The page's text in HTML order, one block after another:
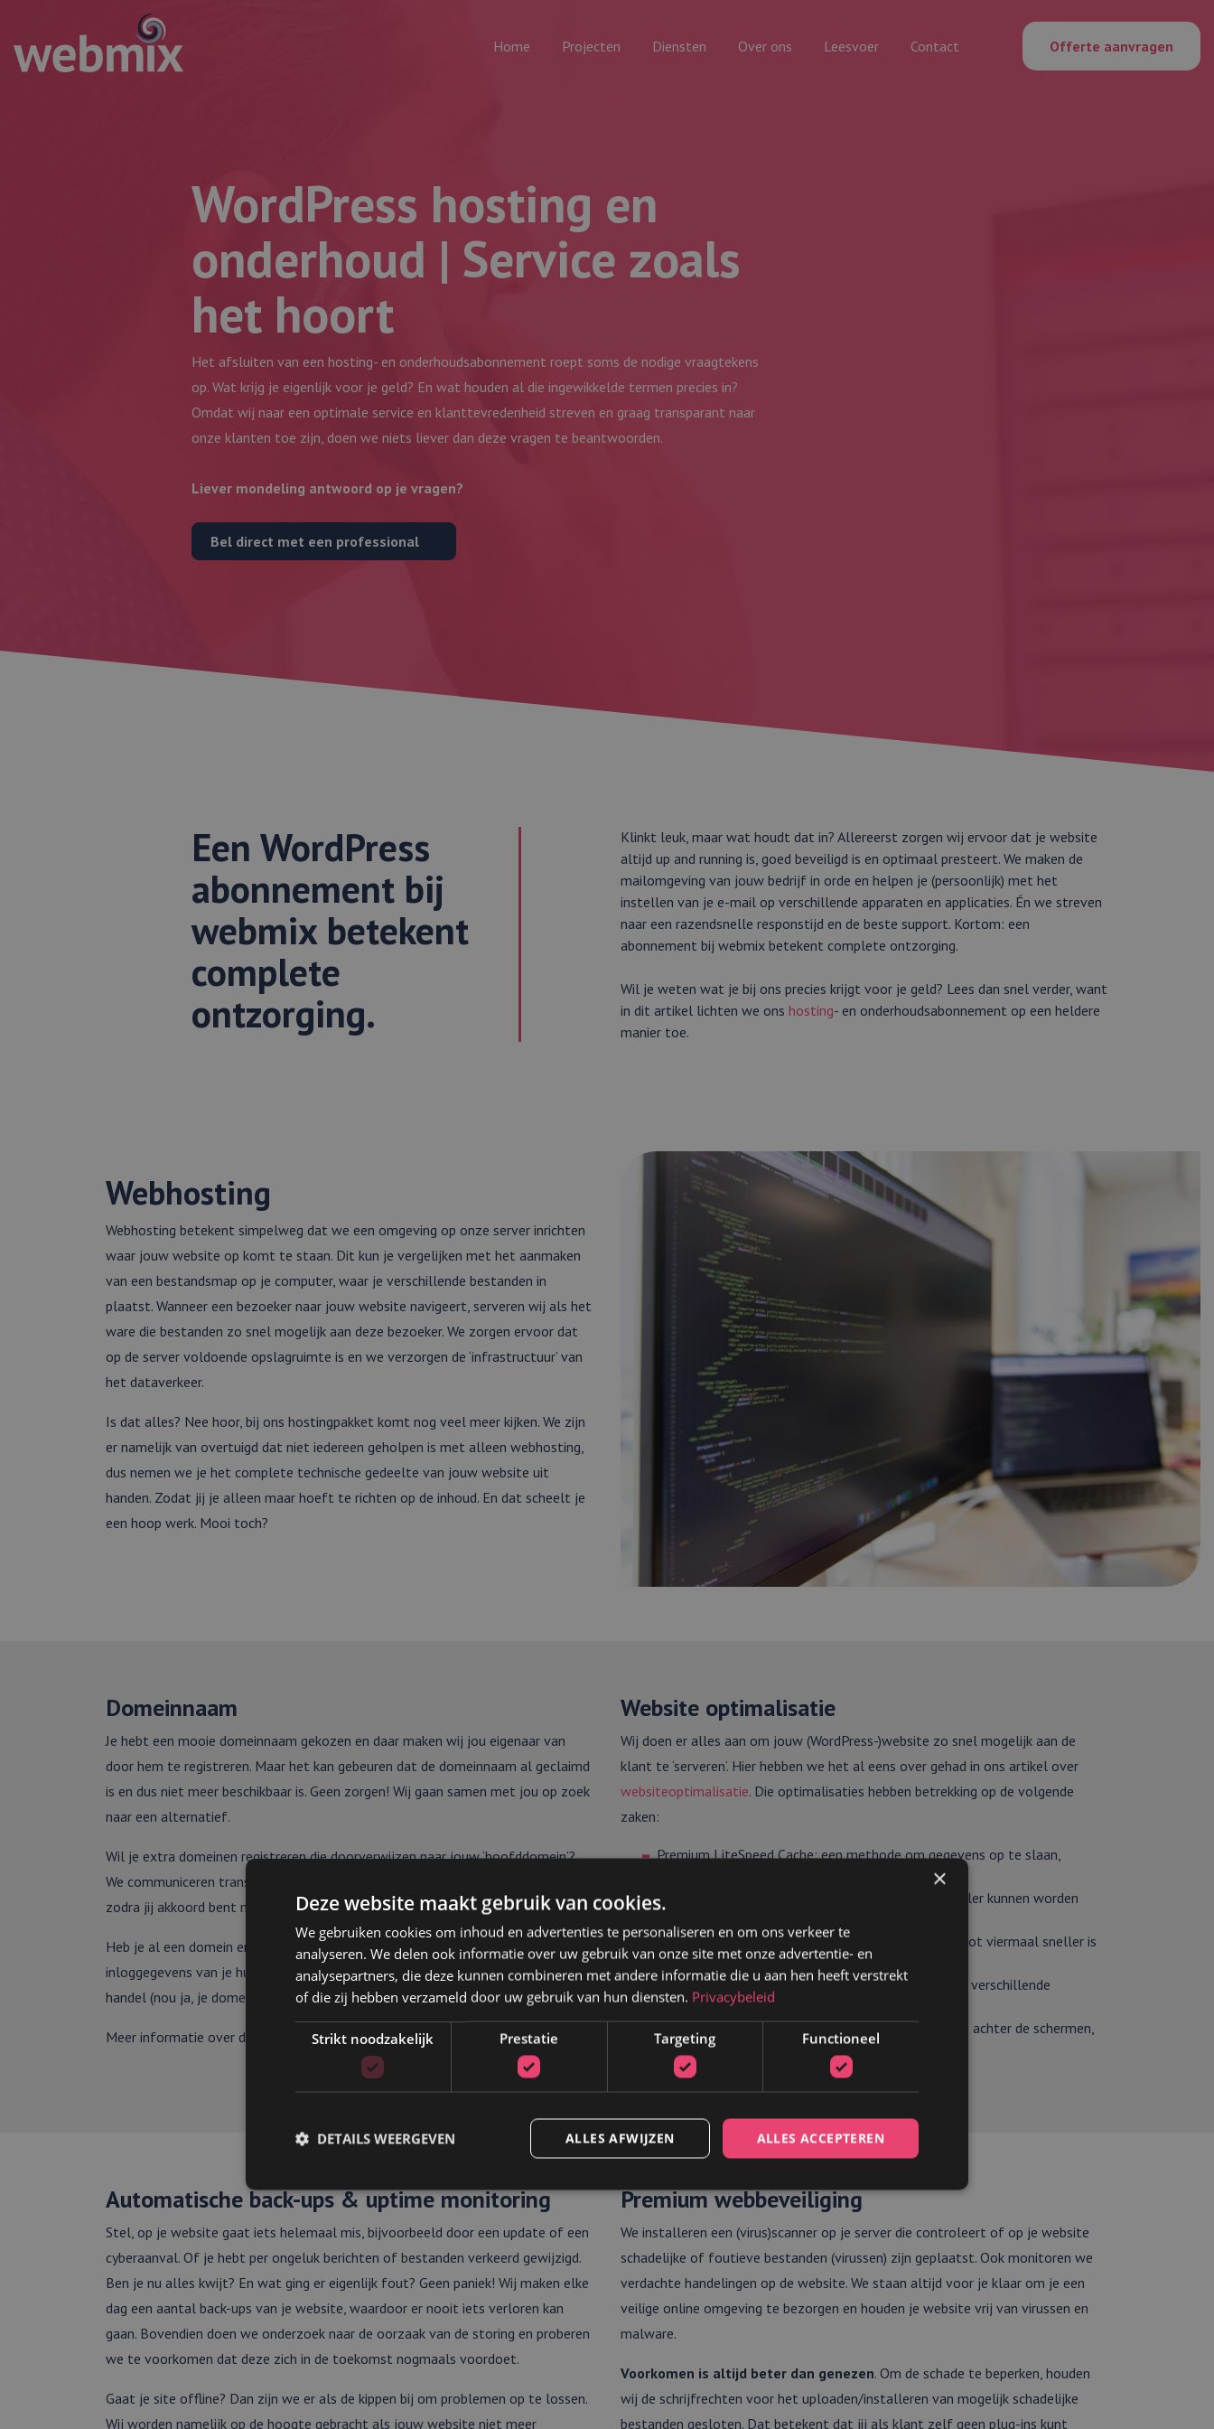
Home Projecten Diensten Over ons Leesvoer Contact Offerte aanvragen
WordPress hosting en
onderhoud | Service zoals
het hoort
Het afsluiten van een hosting- en onderhoudsabonnement roept soms de nodige vraagtekens
op. Wat krijg je eigenlijk voor je geld? En wat houden al die ingewikkelde termen precies in?
Omdat wij naar een optimale service en klanttevredenheid streven en graag transparant naar
onze klanten toe zijn, doen we niets liever dan deze vragen te beantwoorden.
Liever mondeling antwoord op je vragen?
Bel direct met een professional
Een WordPress
abonnement bij
webmix betekent
complete
ontzorging.
Klinkt leuk, maar wat houdt dat in? Allereerst zorgen wij ervoor dat je website
altijd up and running is, goed beveiligd is en optimaal presteert. We maken de
mailomgeving van jouw bedrijf in orde en helpen je (persoonlijk) met het
instellen van je e-mail op verschillende apparaten en applicaties. Én we streven
naar een razendsnelle responstijd en de beste support. Kortom: een
abonnement bij webmix betekent complete ontzorging.
Wil je weten wat je bij ons precies krijgt voor je geld? Lees dan snel verder, want
in dit artikel lichten we ons hosting- en onderhoudsabonnement op een heldere
manier toe.
Webhosting
Webhosting betekent simpelweg dat we een omgeving op onze server inrichten
waar jouw website op komt te staan. Dit kun je vergelijken met het aanmaken
van een bestandsmap op je computer, waar je verschillende bestanden in
plaatst. Wanneer een bezoeker naar jouw website navigeert, serveren wij als het
ware die bestanden zo snel mogelijk aan deze bezoeker. We zorgen ervoor dat
op de server voldoende opslagruimte is en we verzorgen de ‘infrastructuur’ van
het dataverkeer.
Is dat alles? Nee hoor, bij ons hostingpakket komt nog veel meer kijken. We zijn
er namelijk van overtuigd dat niet iedereen geholpen is met alleen webhosting,
dus nemen we je het complete technische gedeelte van jouw website uit
handen. Zodat jij je alleen maar hoeft te richten op de inhoud. En dat scheelt je
een hoop werk. Mooi toch?
Domeinnaam
Je hebt een mooie domeinnaam gekozen en daar maken wij jou eigenaar van
door hem te registreren. Maar het kan gebeuren dat de domeinnaam al geclaimd
is en dus niet meer beschikbaar is. Geen zorgen! Wij gaan samen met jou op zoek
naar een alternatief.
Wil je extra domeinen registreren die doorverwijzen naar jouw ‘hoofddomein’?
We communiceren transparant over de kosten en registreren het domein pas
zodra jij akkoord bent met de afgesproken prijs.
Heb je al een domein en wil je dit graag naar ons verhuizen? Stuur ons dan de
inloggegevens van je huidige hostingpartij en dan zorgen wij ervoor dat de hele
handel (nou ja, je domein dus) door ons kan worden overgenomen.
Meer informatie over dit onderwerp lees je in ons artikel: Domeinnamen.
Website optimalisatie
Wij doen er alles aan om jouw (WordPress-)website zo snel mogelijk aan de
klant te ‘serveren’. Hier hebben we het al eens over gehad in ons artikel over
websiteoptimalisatie. Die optimalisaties hebben betrekking op de volgende
zaken:
Premium LiteSpeed Cache: een methode om gegevens op te slaan,
waardoor de laadtijd van een website afneemt.
HTTP/3: een protocol waarmee webgegevens sneller kunnen worden
SSD: een harde schijf zonder bewegende delen die tot viermaal sneller is
dan een HDD.
Het optimaliseren van afbeeldingen en video’s voor verschillende
apparaten.
Cronjobs: het automatisch uitvoeren van processen achter de schermen,
zoalshet ophalen van voorraadgegevens
Automatische back-ups & uptime monitoring
Stel, op je website gaat iets helemaal mis, bijvoorbeeld door een update of een
cyberaanval. Of je hebt per ongeluk berichten of bestanden verkeerd gewijzigd.
Ben je nu alles kwijt? En wat ging er eigenlijk fout? Geen paniek! Wij maken elke
dag een aantal back-ups van je website, waardoor er nooit iets verloren kan
gaan. Bovendien doen we onderzoek naar de oorzaak van de storing en proberen
we te voorkomen dat deze zich in de toekomst nogmaals voordoet.
Gaat je site offline? Dan zijn we er als de kippen bij om problemen op te lossen.
Wij worden namelijk op de hoogte gebracht als jouw website niet meer
Premium webbeveiliging
We installeren een (virus)scanner op je server die controleert of op je website
schadelijke of foutieve bestanden (virussen) zijn geplaatst. Ook monitoren we
verdachte handelingen op de website. We staan altijd voor je klaar om je een
veilige online omgeving te bezorgen en houden je website vrij van virussen en
malware.
Voorkomen is altijd beter dan genezen. Om de schade te beperken, houden
wij de schrijfrechten voor het uploaden/installeren van mogelijk schadelijke
bestanden gesloten. Dat betekent dat jij als klant zelf geen plug-ins kunt
×
Deze website maakt gebruik van cookies.
We gebruiken cookies om inhoud en advertenties te personaliseren en om ons verkeer te
analyseren. We delen ook informatie over uw gebruik van onze site met onze advertentie- en
analysepartners, die deze kunnen combineren met andere informatie die u aan hen heeft verstrekt
of die zij hebben verzameld door uw gebruik van hun diensten. Privacybeleid
Strikt noodzakelijk Prestatie Targeting Functioneel
ALLES ACCEPTEREN
ALLES AFWIJZEN
DETAILS WEERGEVEN
Strikt noodzakelijk Targeting Functioneel
Strikt noodzakelijke cookies maken de kernfunctionaliteiten van de website mogelijk, zoals gebruikersaanmelding en
Naam
Aanbieder
Domein
Vervaldatum Omschrijving
li_gc
LinkedIn
Corporation
.linkedin.com
5 maanden 4
weken
Wordt gebruikt om toestemming van gasten op te slaan voor het gebruik van